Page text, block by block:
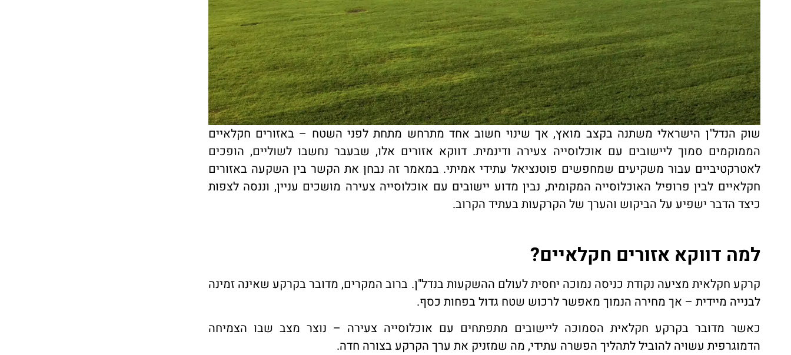
שוק הנדל"ן הישראלי משתנה בקצב מואץ, אך שינוי חשוב אחד מתרחש מתחת לפני השטח – באזורים חקלאיים
הממוקמים סמוך ליישובים עם אוכלוסייה צעירה ודינמית. דווקא אזורים אלו, שבעבר נחשבו לשוליים, הופכים
לאטרקטיביים עבור משקיעים שמחפשים פוטנציאל עתידי אמיתי. במאמר זה נבחן את הקשר בין השקעה באזורים
חקלאיים לבין פרופיל האוכלוסייה המקומית, נבין מדוע יישובים עם אוכלוסייה צעירה מושכים עניין, וננסה לצפות
כיצד הדבר ישפיע על הביקוש והערך של הקרקעות בעתיד הקרוב.
למה דווקא אזורים חקלאיים?
קרקע חקלאית מציעה נקודת כניסה נמוכה יחסית לעולם ההשקעות בנדל"ן. ברוב המקרים, מדובר בקרקע שאינה זמינה
לבנייה מיידית – אך מחירה הנמוך מאפשר לרכוש שטח גדול בפחות כסף.
כאשר מדובר בקרקע חקלאית הסמוכה ליישובים מתפתחים עם אוכלוסייה צעירה – נוצר מצב שבו הצמיחה
הדמוגרפית עשויה להוביל לתהליך הפשרה עתידי, מה שמזניק את ערך הקרקע בצורה חדה.